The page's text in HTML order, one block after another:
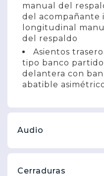
manual del
del acompañante
longitudinal
del respaldo
Asientos
tipo banco
delantera con
abatible
Audio
Cerraduras